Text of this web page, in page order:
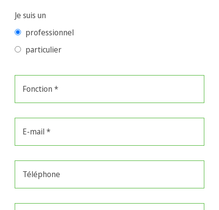
Je suis un
professionnel
particulier